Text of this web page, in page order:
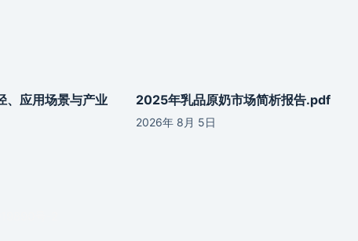
、应用场景与产业
2025年乳品原奶市场简析报告.pdf
2026年 8月 5日